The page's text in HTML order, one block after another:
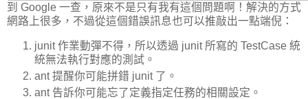
到 Google 一查，原來不是只有我有這個問題啊！解決的方式
網路上很多，不過從這個錯誤訊息也可以推敲出一點端倪：
junit 作業動彈不得，所以透過 junit 所寫的 TestCase 統
統無法執行對應的測試。
ant 提醒你可能拼錯 junit 了。
ant 告訴你可能忘了定義指定任務的相關設定。